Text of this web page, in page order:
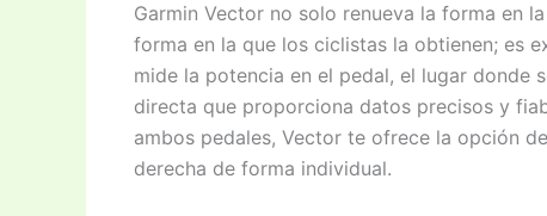
Garmin Vector no solo renueva la forma en
forma en la que los ciclistas la obtienen; es
mide la potencia en el pedal, el lugar donde
directa que proporciona datos precisos y
ambos pedales, Vector te ofrece la opción
derecha de forma individual.